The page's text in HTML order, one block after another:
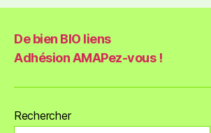
De bien BIO liens
Adhésion AMAPez-vous !
Rechercher